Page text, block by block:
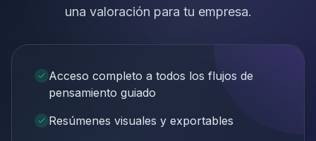
una valoración para tu empresa.
Acceso completo a todos los flujos de
pensamiento guiado
Resúmenes visuales y exportables